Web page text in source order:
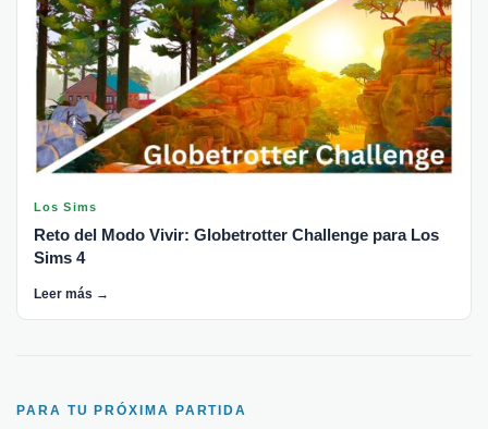
Los Sims
Reto del Modo Vivir: Globetrotter Challenge para Los
Sims 4
Leer más →
PARA TU PRÓXIMA PARTIDA